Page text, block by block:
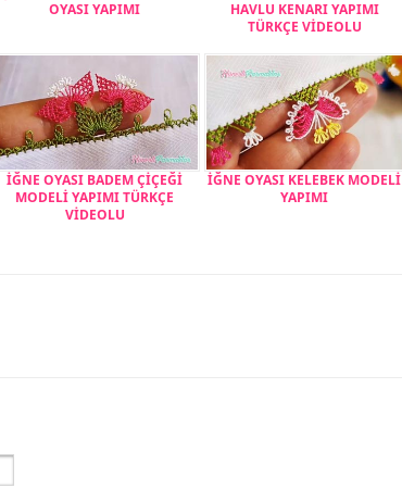
OYASI YAPIMI
HAVLU KENARI YAPIMI
TÜRKÇE VİDEOLU
İĞNE OYASI BADEM ÇİÇEĞİ
MODELİ YAPIMI TÜRKÇE
VİDEOLU
İĞNE OYASI KELEBEK MODELİ
YAPIMI